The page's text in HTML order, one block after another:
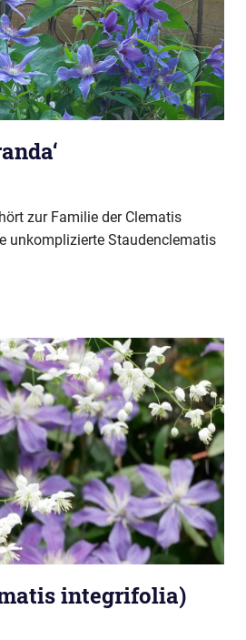
zur Familie der Clematis
unkomplizierte Staudenclematis
integrifolia)